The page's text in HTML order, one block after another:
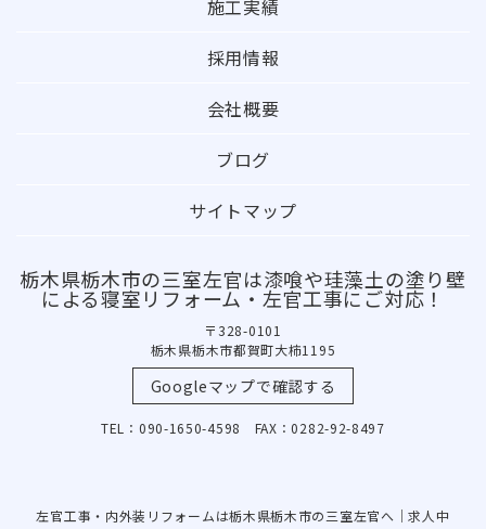
施工実績
採用情報
会社概要
ブログ
サイトマップ
栃木県栃木市の三室左官は漆喰や珪藻土の塗り壁
による寝室リフォーム・左官工事にご対応！
〒328-0101
栃木県栃木市都賀町大柿1195
Googleマップで確認する
TEL：090-1650-4598 FAX：0282-92-8497
左官工事・内外装リフォームは栃木県栃木市の三室左官へ｜求人中